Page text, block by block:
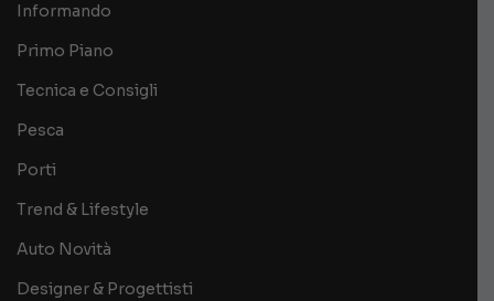
Informando
Primo Piano
Tecnica e Consigli
Pesca
Porti
Trend & Lifestyle
Auto Novità
Designer & Progettisti